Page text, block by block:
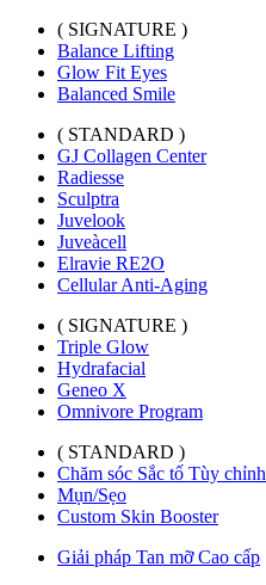
( SIGNATURE )
Balance Lifting
Glow Fit Eyes
Balanced Smile
( STANDARD )
GJ Collagen Center
Radiesse
Sculptra
Juvelook
Juveàcell
Elravie RE2O
Cellular Anti-Aging
( SIGNATURE )
Triple Glow
Hydrafacial
Geneo X
Omnivore Program
( STANDARD )
Chăm sóc Sắc tố Tùy chỉnh
Mụn/Sẹo
Custom Skin Booster
Giải pháp Tan mỡ Cao cấp